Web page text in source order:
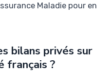
Maladie pour en
bilans privés sur
français ?